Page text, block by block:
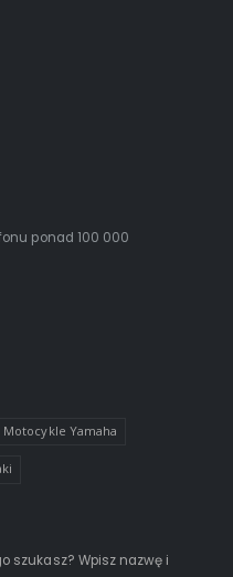
ponad 100 000
Motocykle Yamaha
szukasz? Wpisz nazwę i